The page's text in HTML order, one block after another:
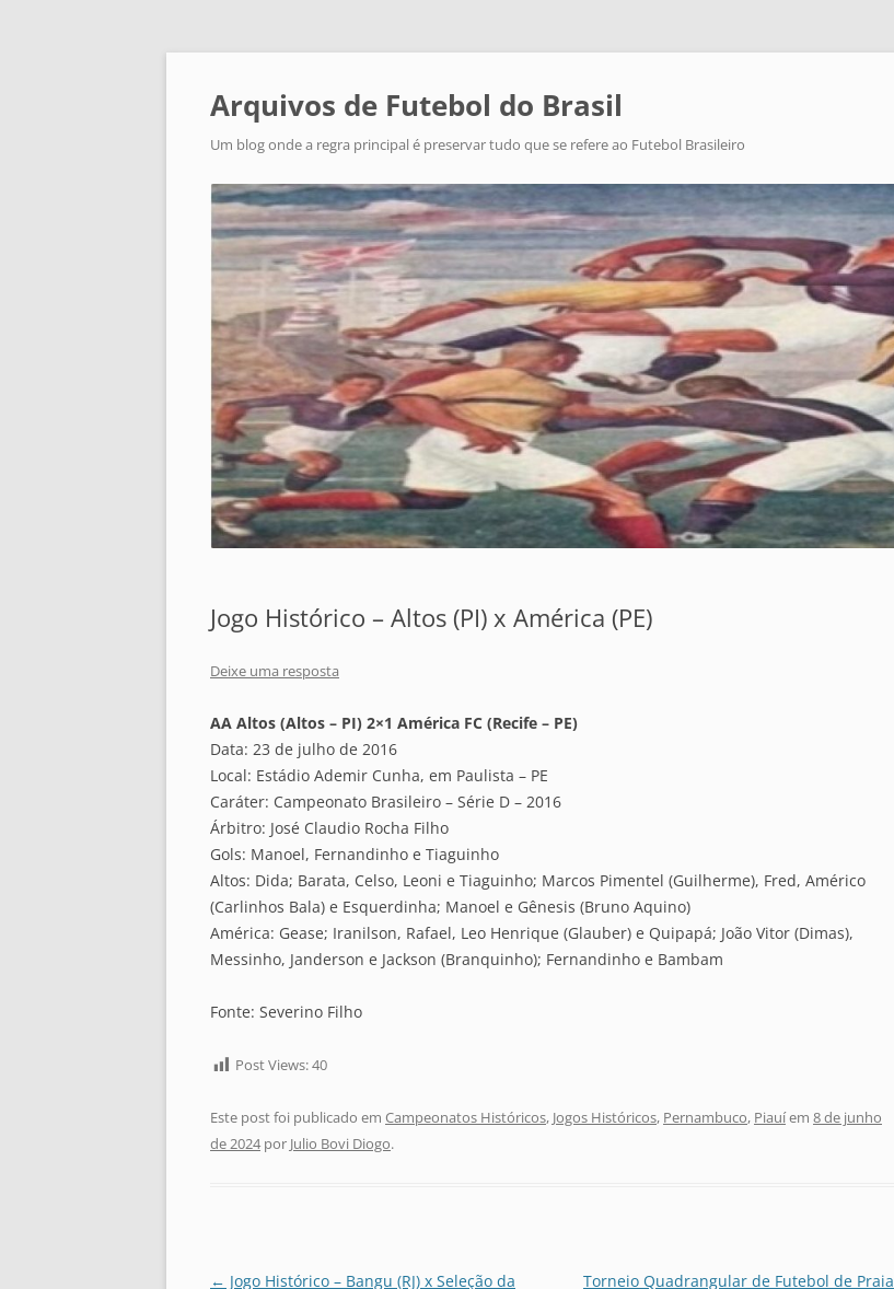
Arquivos de Futebol do Brasil
Um blog onde a regra principal é preservar tudo que se refere ao Futebol Brasileiro
Jogo Histórico – Altos (PI) x América (PE)
Deixe uma resposta
AA Altos (Altos – PI) 2×1 América FC (Recife – PE)
Data: 23 de julho de 2016
Local: Estádio Ademir Cunha, em Paulista – PE
Caráter: Campeonato Brasileiro – Série D – 2016
Árbitro: José Claudio Rocha Filho
Gols: Manoel, Fernandinho e Tiaguinho
Altos: Dida; Barata, Celso, Leoni e Tiaguinho; Marcos Pimentel (Guilherme), Fred, Américo
(Carlinhos Bala) e Esquerdinha; Manoel e Gênesis (Bruno Aquino)
América: Gease; Iranilson, Rafael, Leo Henrique (Glauber) e Quipapá; João Vitor (Dimas),
Messinho, Janderson e Jackson (Branquinho); Fernandinho e Bambam
Fonte: Severino Filho
Post Views:40
Este post foi publicado em Campeonatos Históricos, Jogos Históricos, Pernambuco, Piauíem 8 de junho
de 2024por Julio Bovi Diogo.
Navegação
← Jogo Histórico – Bangu (RJ) x Seleção da
Torneio Quadrangular de Futebol de Praia